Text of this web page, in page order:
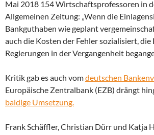
Mai 2018 154 Wirtschaftsprofessoren in
Allgemeinen Zeitung: „Wenn die
Bankguthaben wie geplant
auch die Kosten der Fehler sozialisiert, die
Regierungen in der Vergangenheit
Kritik gab es auch vomdeutschen
Europäische Zentralbank (EZB) drängt
baldige Umsetzung.
Frank Schäffler, Christian Dürr und Katja